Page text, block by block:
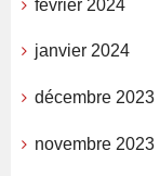
février 2024
janvier 2024
décembre 2023
novembre 2023